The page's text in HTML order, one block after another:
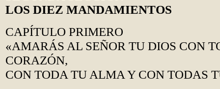
LOS DIEZ MANDAMIENTOS
CAPÍTULO PRIMERO
«AMARÁS AL SEÑOR TU DIOS CON
CORAZÓN,
CON TODA TU ALMA Y CON TODAS